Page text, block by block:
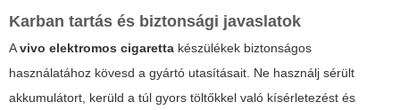
Karban tartás és biztonsági javaslatok
Avivo elektromos cigaretta készülékek biztonságos
használatához kövesd a gyártó utasításait. Ne használj sérült
akkumulátort, kerüld a túl gyors töltőkkel való kísérletezést és